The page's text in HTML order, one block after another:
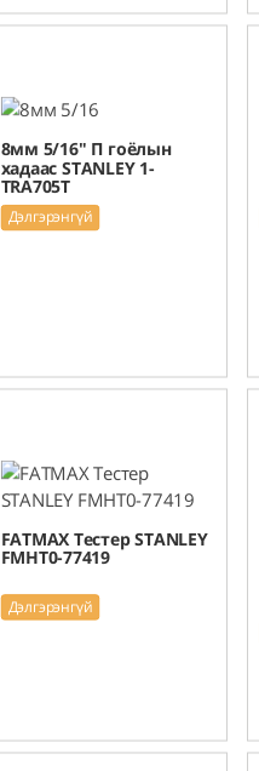
8мм 5/16" П гоёлын
хадаас STANLEY 1-
TRA705T
Дэлгэрэнгүй
FATMAX Тестер STANLEY
FMHT0-77419
Дэлгэрэнгүй